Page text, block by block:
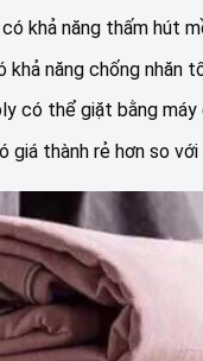
khả năng thấm hút
năng chống
có thể giặt bằng máy
giá thành rẻ hơn so